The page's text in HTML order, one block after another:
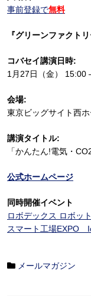
事前登録で無料
『グリーンファクト
コバセイ講演日時:
1月27日（金） 15:00
会場:
東京ビッグサイト西
講演タイトル:
「かんたん!電気・
公式ホームページ
同時開催イベント
ロボデックス ロボッ
スマート工場EXPO
メールマガジン